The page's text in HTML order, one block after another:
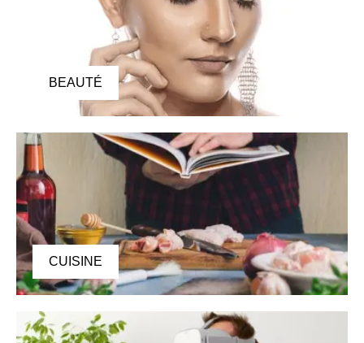
BEAUTÉ
CUISINE